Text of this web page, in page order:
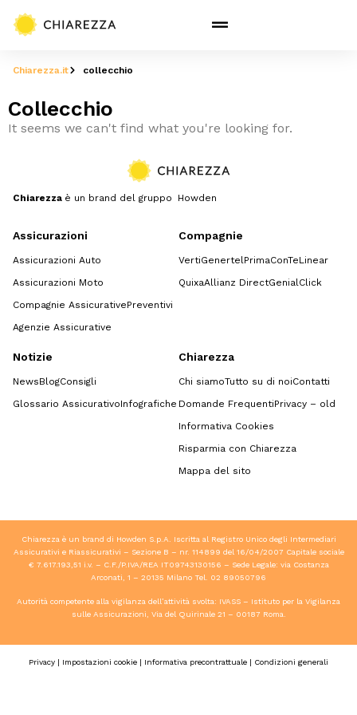
Chiarezza.it collecchio
Collecchio
It seems we can't find what you're looking for.
Chiarezza è un brand del gruppo Howden
Assicurazioni
Assicurazioni Auto
Assicurazioni Moto
Compagnie AssicurativePreventivi
Agenzie Assicurative
Compagnie
VertiGenertel PrimaConTeLinear
QuixaAllianz DirectGenialClick
Notizie
NewsBlogConsigli
Glossario AssicurativoInfografiche
Chiarezza
Chi siamoTutto su di noiContatti
Domande FrequentiPrivacy – old
Informativa Cookies
Risparmia con Chiarezza
Mappa del sito
Chiarezza è un brand di Howden S.p.A. Iscritta al Registro Unico degli Intermediari
Assicurativi e Riassicurativi – Sezione B – nr. 114899 del 16/04/2007 Capitale sociale
€ 7.617.193,51 i.v. – C.F./P.IVA/REA IT09743130156 – Sede Legale: via Costanza
Arconati, 1 – 20135 Milano Tel. 02 89050796
Autorità competente alla vigilanza dell’attività svolta: IVASS – Istituto per la Vigilanza
sulle Assicurazioni, Via del Quirinale 21 – 00187 Roma.
Privacy | Impostazioni cookie | Informativa precontrattuale | Condizioni generali